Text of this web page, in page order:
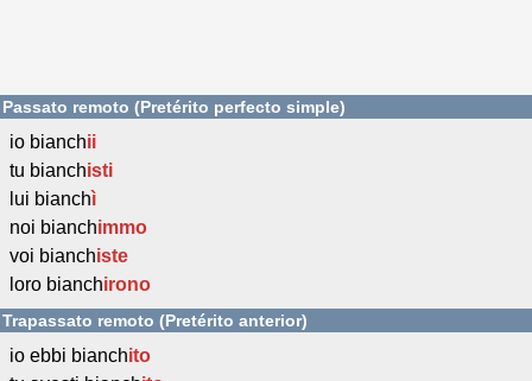
Passato remoto (Pretérito perfecto simple)
io bianchii
tu bianchisti
lui bianchì
noi bianchimmo
voi bianchiste
loro bianchirono
Trapassato remoto (Pretérito anterior)
io ebbi bianchito